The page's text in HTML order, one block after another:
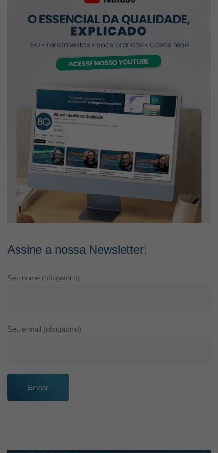
Assine a nossa Newsletter!
Seu nome (obrigatório)
Seu e-mail (obrigatório)